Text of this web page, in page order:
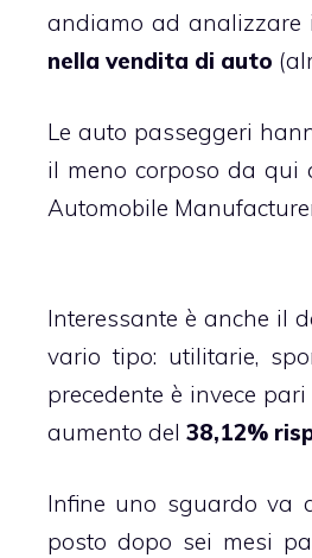
andiamo ad analizzare
nella vendita di auto
Le auto passeggeri
il meno corposo da qui
Automobile
Interessante è anche il
vario tipo: utilitarie,
precedente è invece pari
aumento del 38,12%
Infine uno sguardo va
posto dopo sei mesi